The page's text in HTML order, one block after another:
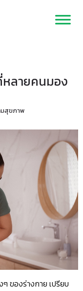
หลายคนมอง
สุขภาพ
ๆ ของร่างกาย เปรียบ